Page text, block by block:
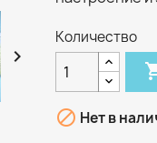

Количество
 Нет в